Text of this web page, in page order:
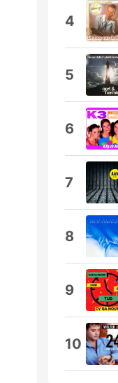
4
5
6
7
8
9
10